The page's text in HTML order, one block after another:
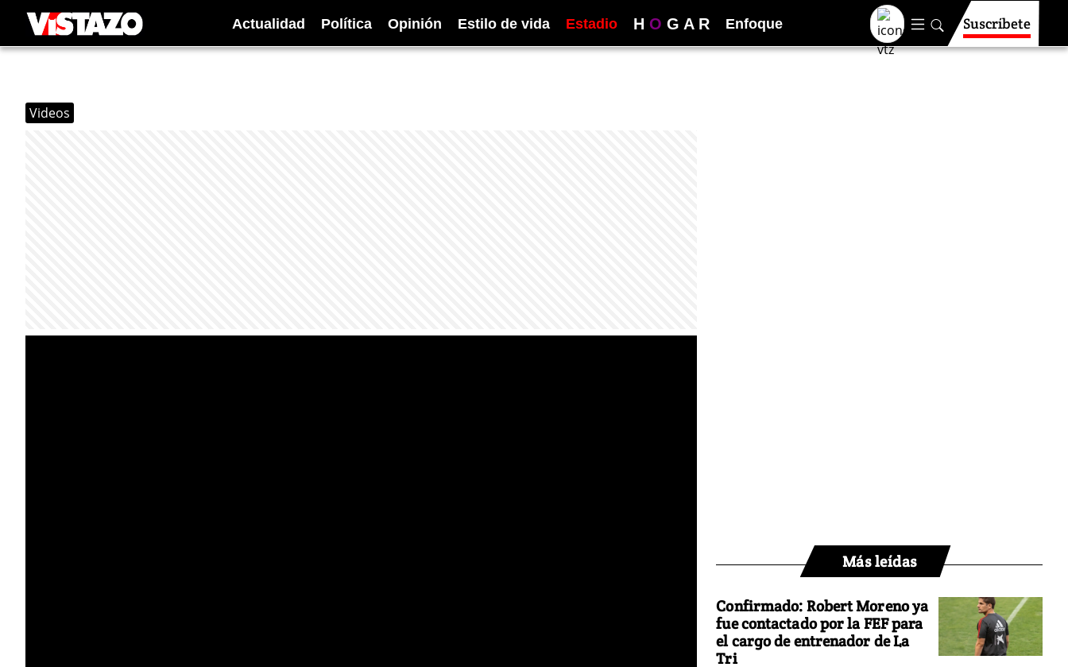
Actualidad Política Opinión Estilo de vida Estadio H O G A R Enfoque Suscríbete
Videos
Más leídas
Confirmado: Robert Moreno ya
fue contactado por la FEF para
el cargo de entrenador de La
Tri